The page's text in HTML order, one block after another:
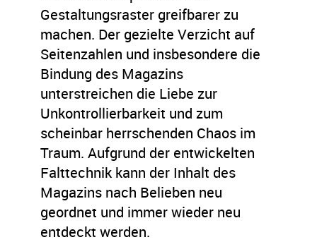
Gestaltungsraster greifbarer zu
machen. Der gezielte Verzicht auf
Seitenzahlen und insbesondere die
Bindung des Magazins
unterstreichen die Liebe zur
Unkontrollierbarkeit und zum
scheinbar herrschenden Chaos im
Traum. Aufgrund der entwickelten
Falttechnik kann der Inhalt des
Magazins nach Belieben neu
geordnet und immer wieder neu
entdeckt werden.